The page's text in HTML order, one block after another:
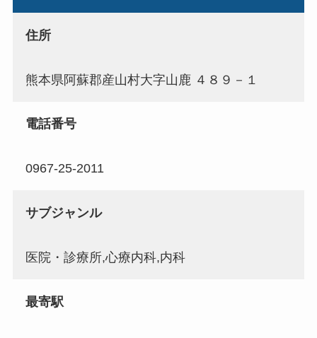
住所
熊本県阿蘇郡産山村大字山鹿 ４８９－１
電話番号
0967-25-2011
サブジャンル
医院・診療所,心療内科,内科
最寄駅